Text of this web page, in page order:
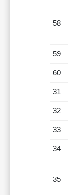
58
59
60
31
32
33
34
35